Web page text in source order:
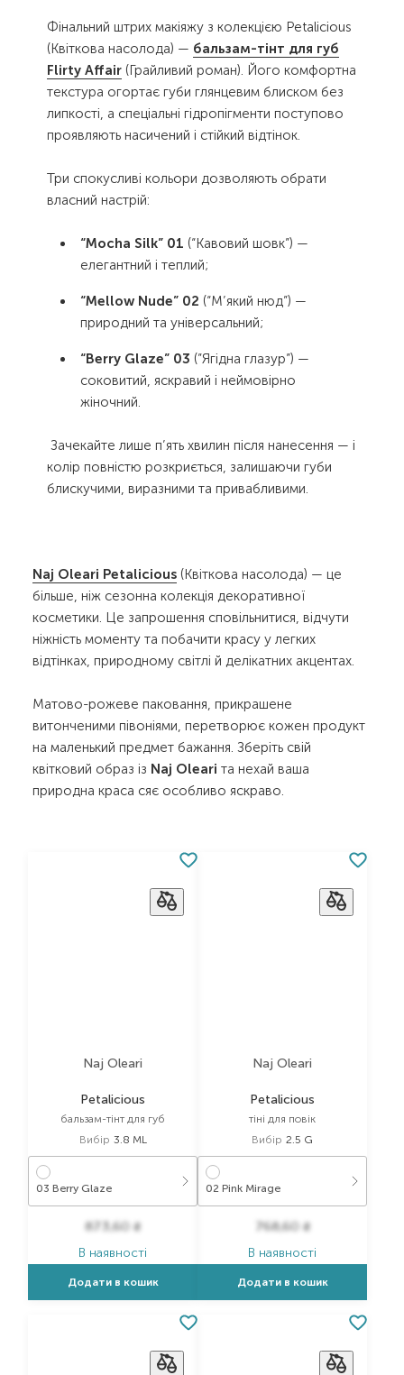
Фінальний штрих макіяжу з колекцією Petalicious
(Квіткова насолода) — бальзам-тінт для губ
Flirty Affair (Грайливий роман). Його комфортна
текстура огортає губи глянцевим блиском без
липкості, а спеціальні гідропігменти поступово
проявляють насичений і стійкий відтінок.
Три спокусливі кольори дозволяють обрати
власний настрій:
“Mocha Silk” 01 (“Кавовий шовк”) —
елегантний і теплий;
“Mellow Nude” 02 (“М’який нюд”) —
природний та універсальний;
“Berry Glaze” 03 (”Ягідна глазур”) —
соковитий, яскравий і неймовірно
жіночний.
Зачекайте лише п’ять хвилин після нанесення — і
колір повністю розкриється, залишаючи губи
блискучими, виразними та привабливими.
Naj Oleari Petalicious (Квіткова насолода) — це
більше, ніж сезонна колекція декоративної
косметики. Це запрошення сповільнитися, відчути
ніжність моменту та побачити красу у легких
відтінках, природному світлі й делікатних акцентах.
Матово-рожеве паковання, прикрашене
витонченими півоніями, перетворює кожен продукт
на маленький предмет бажання. Зберіть свій
квітковий образ із Naj Oleari та нехай ваша
природна краса сяє особливо яскраво.
Naj Oleari
Petalicious
бальзам-тінт для губ
Вибір 3.8 ML
03 Berry Glaze
873,60 ₴
В наявності
Додати в кошик
Naj Oleari
Petalicious
тіні для повік
Вибір 2.5 G
02 Pink Mirage
768,60 ₴
В наявності
Додати в кошик